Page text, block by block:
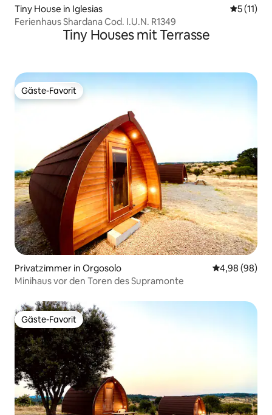
Tiny House in Iglesias
5 (11)
Ferienhaus Shardana Cod. I.U.N. R1349
Tiny Houses mit Terrasse
Gäste-Favorit
Gäste-Favorit
Privatzimmer in Orgosolo
4,98 (98)
Minihaus vor den Toren des Supramonte
Gäste-Favorit
Gäste-Favorit